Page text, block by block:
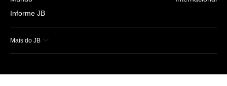
Informe JB
Mais do JB
Esportes